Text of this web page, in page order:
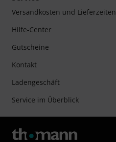
Versandkosten und Lieferzeiten
Hilfe-Center
Gutscheine
Kontakt
Ladengeschäft
Service im Überblick